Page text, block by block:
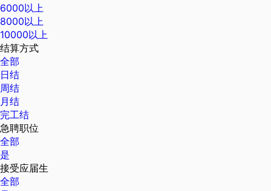
6000以上
8000以上
10000以上
结算方式
全部
日结
周结
月结
完工结
急聘职位
全部
是
接受应届生
全部